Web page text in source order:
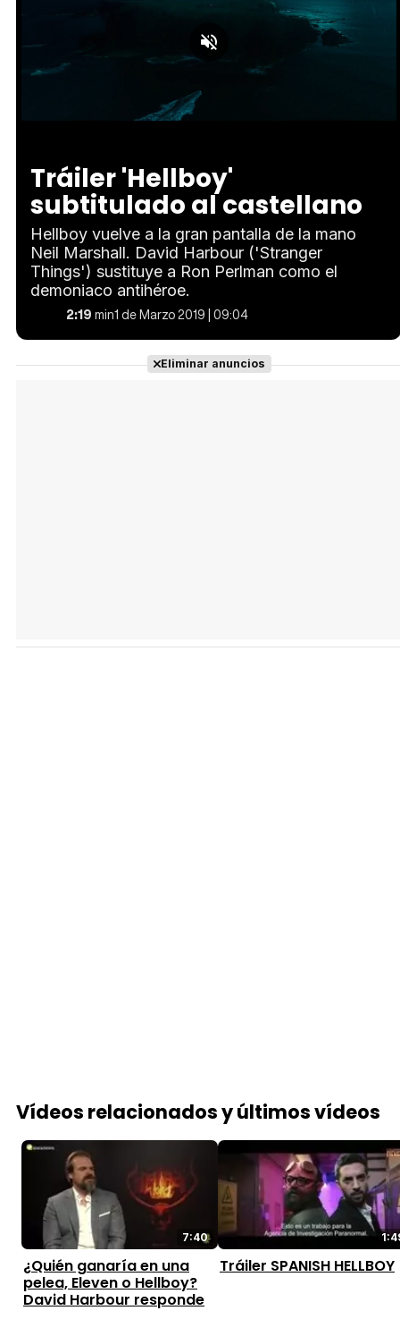
Tráiler 'Hellboy'
subtitulado al castellano
Hellboy vuelve a la gran pantalla de la mano
Neil Marshall. David Harbour ('Stranger
Things') sustituye a Ron Perlman como el
demoniaco antihéroe.
2:19min1 de Marzo 2019 | 09:04
Eliminar anuncios
Vídeos relacionados y últimos vídeos
7:40
¿Quién ganaría en una
pelea, Eleven o Hellboy?
David Harbour responde
Tráiler SPANISH HELLBOY